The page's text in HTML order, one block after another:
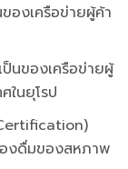
งเครือข่ายผู้ค้า
นของเครือข่ายผู้
ในยุโรป
องดื่มของสหภาพ